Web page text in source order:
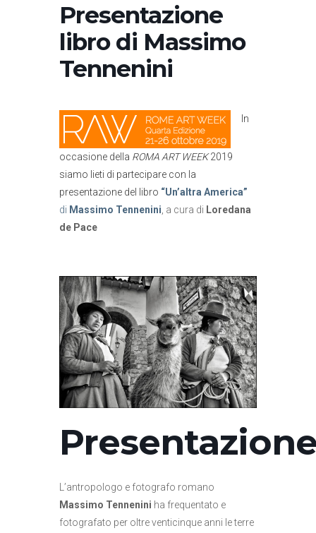
Presentazione
libro di Massimo
Tennenini
In
occasione della ROMA ART WEEK2019
siamo lieti di partecipare con la
presentazione del libro “Un’altra America”
di Massimo Tennenini , a cura di Loredana
de Pace
L’antropologo e fotografo romano
Massimo Tennenini ha frequentato e
fotografato per oltre venticinque anni le terre